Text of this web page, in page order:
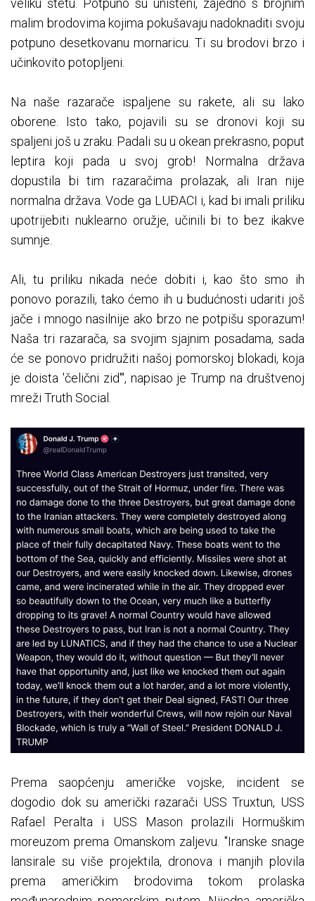
veliku štetu. Potpuno su uništeni, zajedno s brojnim
malim brodovima kojima pokušavaju nadoknaditi svoju
potpuno desetkovanu mornaricu. Ti su brodovi brzo i
učinkovito potopljeni.
Na naše razarače ispaljene su rakete, ali su lako
oborene. Isto tako, pojavili su se dronovi koji su
spaljeni još u zraku. Padali su u okean prekrasno, poput
leptira koji pada u svoj grob! Normalna država
dopustila bi tim razaračima prolazak, ali Iran nije
normalna država. Vode ga LUĐACI i, kad bi imali priliku
upotrijebiti nuklearno oružje, učinili bi to bez ikakve
sumnje.
Ali, tu priliku nikada neće dobiti i, kao što smo ih
ponovo porazili, tako ćemo ih u budućnosti udariti još
jače i mnogo nasilnije ako brzo ne potpišu sporazum!
Naša tri razarača, sa svojim sjajnim posadama, sada
će se ponovo pridružiti našoj pomorskoj blokadi, koja
je doista 'čelični zid'", napisao je Trump na društvenoj
mreži Truth Social.
Prema saopćenju američke vojske, incident se
dogodio dok su američki razarači USS Truxtun, USS
Rafael Peralta i USS Mason prolazili Hormuškim
moreuzom prema Omanskom zaljevu. "Iranske snage
lansirale su više projektila, dronova i manjih plovila
prema američkim brodovima tokom prolaska